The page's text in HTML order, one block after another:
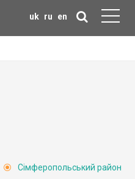
uk ru en
Сімферопольський район